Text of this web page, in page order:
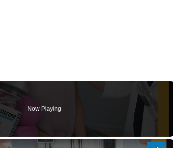
Now Playing
×